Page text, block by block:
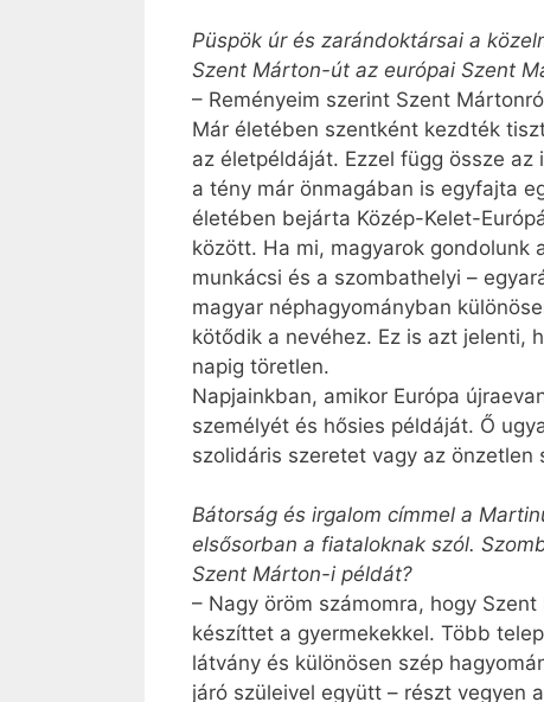
Püspök úr és zarándoktársai a
Szent Márton-út az európai Szent
– Reményeim szerint Szent
Már életében szentként kezdték
az életpéldáját. Ezzel függ össze
a tény már önmagában is egyfajta
életében bejárta Közép-Kelet-
között. Ha mi, magyarok gondolunk
munkácsi és a szombathelyi –
magyar néphagyományban
kötődik a nevéhez. Ez is azt jelenti,
napig töretlen.
Napjainkban, amikor Európa
személyét és hősies példáját. Ő
szolidáris szeretet vagy az
Bátorság és irgalom címmel a
elsősorban a fiataloknak szól.
Szent Márton-i példát?
– Nagy öröm számomra, hogy
készíttet a gyermekekkel. Több
látvány és különösen szép
járó szüleivel együtt – részt vegyen